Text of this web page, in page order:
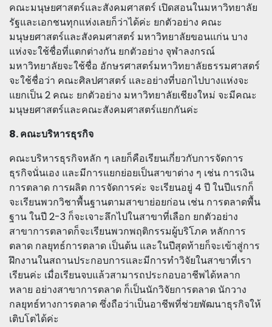
คณะมนุษยศาสตร์และสังคมศาสตร์ เปิดสอนในมหาวิทยาลัย
รัฐและเอกชนทุกแห่งเลยก็ว่าได้ค่ะ ยกตัวอย่าง คณะ
มนุษยศาสตร์และสังคมศาสตร์ มหาวิทยาลัยขอนแก่น บาง
แห่งจะใช้ชื่อที่แตกต่างกัน ยกตัวอย่าง จุฬาลงกรณ์
มหาวิทยาลัยจะใช้ชื่อ อักษรศาสตร์มหาวิทยาลัยธรรมศาสตร์
จะใช้ชื่อว่า คณะศิลปศาสตร์ และอย่างที่บอกไปบางแห่งจะ
แยกเป็น 2 คณะ ยกตัวอย่าง มหาวิทยาลัยเชียงใหม่ จะมีคณะ
มนุษยศาสตร์และคณะสังคมศาสตร์แยกกันค่ะ
8. คณะบริหารธุรกิจ
คณะบริหารธุรกิจหลัก ๆ เลยก็คือเรียนเกี่ยวกับการจัดการ
ธุรกิจนั่นเอง และมีการแยกย่อยเป็นสาขาต่าง ๆ เช่น การเงิน
การตลาด การผลิต การจัดการค่ะ จะเรียนอยู่ 4 ปี ในปีแรกก็
จะเรียนพวกวิชาพื้นฐานตามสาขาย่อยก่อน เช่น การตลาดพื้น
ฐาน ในปี 2-3 ก็จะเจาะลึกไปในสาขาที่เลือก ยกตัวอย่าง
สาขาการตลาดก็จะเรียนพวกพฤติกรรมผู้บริโภค หลักการ
ตลาด กลยุทธ์การตลาด เป็นต้น และในปีสุดท้ายก็จะเข้าสู่การ
ฝึกงานในสถานประกอบการและมีการทำวิจัยในสาขาที่เรา
เรียนค่ะ เมื่อเรียนจบแล้วสามารถประกอบอาชีพได้หลาก
หลาย อย่างสาขาการตลาด ก็เป็นนักวิจัยการตลาด นักวาง
กลยุทธ์ทางการตลาด ซึ่งถือว่าเป็นอาชีพที่ช่วยพัฒนาธุรกิจให้
เติบโตได้ค่ะ